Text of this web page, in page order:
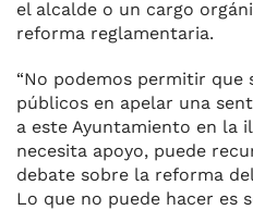
el alcalde o un cargo
reforma reglamentaria.
“No podemos permitir que
públicos en apelar una
a este Ayuntamiento en la
necesita apoyo, puede
debate sobre la reforma
Lo que no puede hacer es